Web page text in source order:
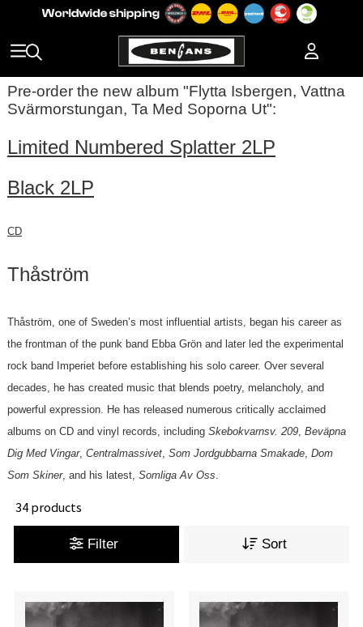
Pre-order the new album "Flytta Isbergen, Vattna
Svärmorstungan, Ta Med Soporna Ut":
Limited Numbered Splatter 2LP
Black 2LP
CD
Thåström
Thåström, one of Sweden’s most influential artists, began his career as
the frontman of the punk band Ebba Grön and later led the experimental
rock band Imperiet before establishing his solo career. Over several
decades, he has created music that blends poetry, melancholy, and
powerful expression. He has released numerous critically acclaimed
albums on CD and vinyl records, including Skebokvarnsv. 209, Beväpna
Dig Med Vingar, Centralmassivet, Som Jordgubbarna Smakade, Dom
Som Skiner, and his latest, Somliga Av Oss
34 products
Filter Sort